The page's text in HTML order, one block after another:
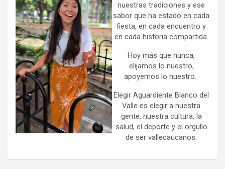
nuestras tradiciones y ese
sabor que ha estado en cada
fiesta, en cada encuentro y
en cada historia compartida.
Hoy más que nunca,
elijamos lo nuestro,
apoyemos lo nuestro.
Elegir Aguardiente Blanco del
Valle es elegir a nuestra
gente, nuestra cultura, la
salud, el deporte y el orgullo
de ser vallecaucanos.